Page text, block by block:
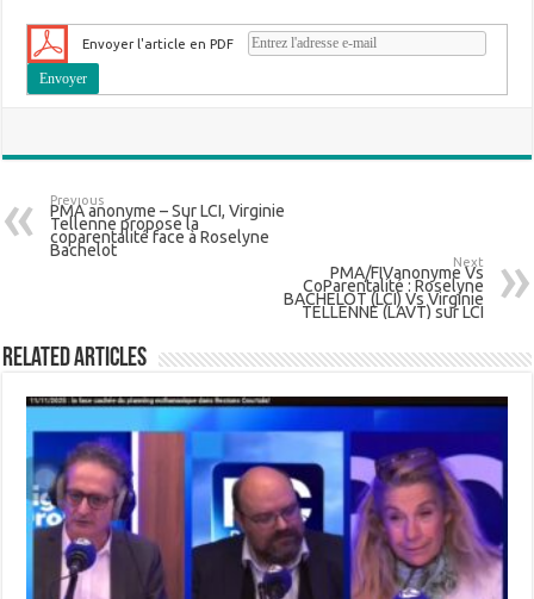
Envoyer l'article en PDF
Previous
PMA anonyme – Sur LCI, Virginie
Tellenne propose la
coparentalité face à Roselyne
Bachelot
Next
PMA/FIVanonyme Vs
CoParentalité : Roselyne
BACHELOT (LCI) Vs Virginie
TELLENNE (LAVT) sur LCI
Related Articles